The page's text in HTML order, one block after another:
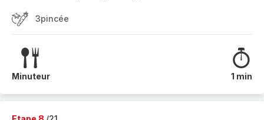
3pincée
Minuteur 1 min